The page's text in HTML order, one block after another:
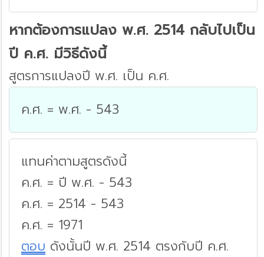
หากต้องการแปลง พ.ศ. 2514 กลับไปเป็น
ปี ค.ศ. มีวิธีดังนี้
สูตรการแปลงปี พ.ศ. เป็น ค.ศ.
ค.ศ. = พ.ศ. - 543
แทนค่าตามสูตรดังนี้
ค.ศ. = ปี พ.ศ. - 543
ค.ศ. = 2514 - 543
ค.ศ. = 1971
ตอบ ดังนั้นปี พ.ศ. 2514 ตรงกับปี ค.ศ.